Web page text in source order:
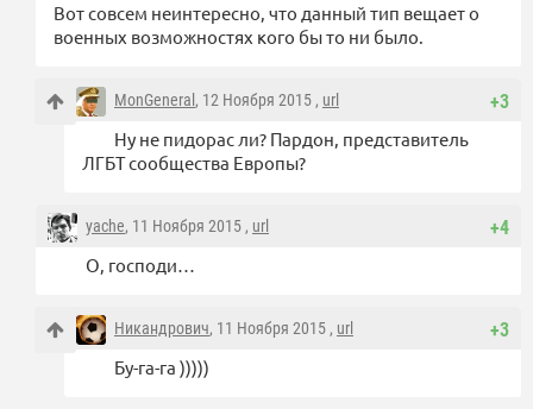
Вот совсем неинтересно, что данный тип вещает о
военных возможностях кого бы то ни было.
+3
MonGeneral , 12 Ноября 2015 , url
Ну не пидорас ли? Пардон, представитель
ЛГБТ сообщества Европы?
+4
yache, 11 Ноября 2015 , url
О, господи…
+3
Никандрович, 11 Ноября 2015 , url
Бу-га-га )))))